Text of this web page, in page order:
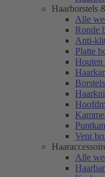
Haarborstels
Alle
Ronde
Anti-
Platte
Houten
Vent
Alle